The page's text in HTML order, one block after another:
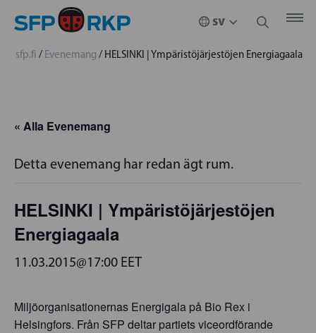
sfp.fi / Evenemang / HELSINKI | Ympäristöjärjestöjen Energiagaala
« Alla Evenemang
Detta evenemang har redan ägt rum.
HELSINKI | Ympäristöjärjestöjen
Energiagaala
11.03.2015@17:00 EET
Miljöorganisationernas Energigala på Bio Rex i
Helsingfors. Från SFP deltar partiets viceordförande